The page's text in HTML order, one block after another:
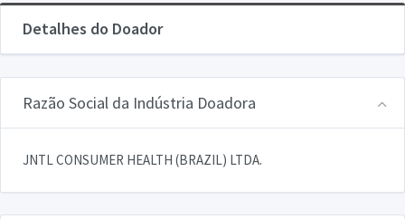
Detalhes do Doador
Razão Social da Indústria Doadora
JNTL CONSUMER HEALTH (BRAZIL) LTDA.